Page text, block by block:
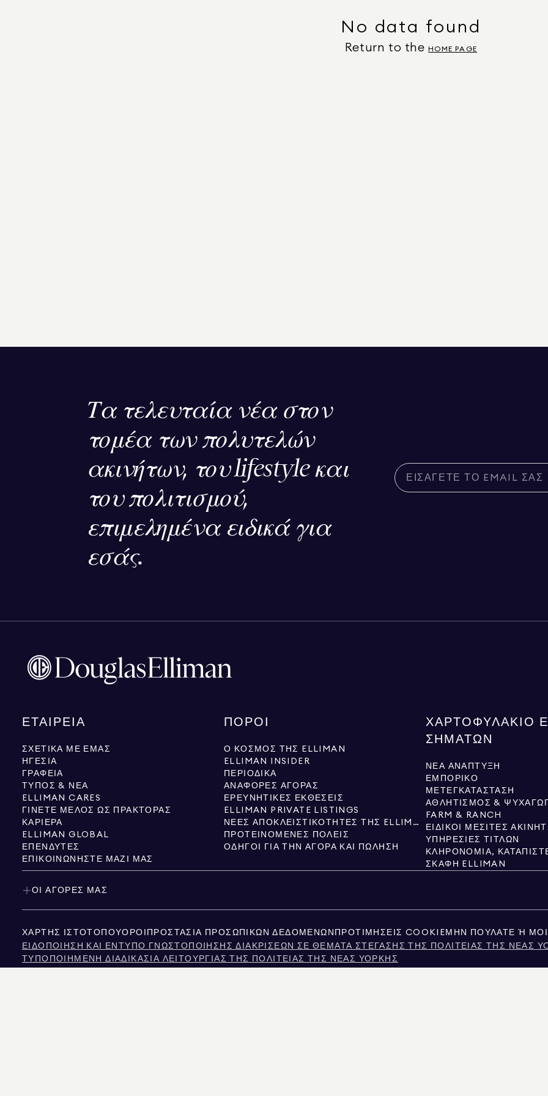
No data found
Return to the HOME PAGE
Τα τελευταία νέα στον
τομέα των πολυτελών
ακινήτων, του lifestyle και
του πολιτισμού,
επιμελημένα ειδικά για
εσάς.
ΕΤΑΙΡΕΊΑ
ΣΧΕΤΙΚΆ ΜΕ ΕΜΆΣ
ΗΓΕΣΊΑ
ΓΡΑΦΕΊΑ
ΤΎΠΟΣ & ΝΈΑ
ELLIMAN CARES
ΓΊΝΕΤΕ ΜΈΛΟΣ ΩΣ ΠΡΆΚΤΟΡΑΣ
ΚΑΡΙΈΡΑ
ELLIMAN GLOBAL
ΕΠΕΝΔΥΤΈΣ
ΕΠΙΚΟΙΝΩΝΉΣΤΕ ΜΑΖΊ ΜΑΣ
ΠΌΡΟΙ
Ο ΚΌΣΜΟΣ ΤΗΣ ELLIMAN
ELLIMAN INSIDER
ΠΕΡΙΟΔΙΚΆ
ΑΝΑΦΟΡΈΣ ΑΓΟΡΆΣ
ΕΡΕΥΝΗΤΙΚΈΣ ΕΚΘΈΣΕΙΣ
ELLIMAN PRIVATE LISTINGS
ΝΈΕΣ ΑΠΟΚΛΕΙΣΤΙΚΌΤΗΤΕΣ ΤΗΣ ELLIMAN
ΠΡΟΤΕΙΝΌΜΕΝΕΣ ΠΌΛΕΙΣ
ΟΔΗΓΟΊ ΓΙΑ ΤΗΝ ΑΓΟΡΆ ΚΑΙ ΠΏΛΗΣΗ
ΧΑΡΤΟΦΥΛΆΚΙΟ
ΣΗΜΆΤΩΝ
ΝΈΑ ΑΝΆΠΤΥΞΗ
ΕΜΠΟΡΙΚΌ
ΜΕΤΕΓΚΑΤΆΣΤΑΣΗ
ΑΘΛΗΤΙΣΜΌΣ &
FARM & RANCH
ΕΙΔΙΚΟΊ ΜΕΣΊΤΕΣ
ΥΠΗΡΕΣΊΕΣ ΤΊΤΛΩΝ
ΣΚΆΦΗ ELLIMAN
ΟΙ ΑΓΟΡΈΣ ΜΑΣ
ΧΆΡΤΗΣ ΙΣΤΌΤΟΠΟΥΌΡΟΙ ΠΡΟΣΤΑΣΊΑ ΠΡΟΣΩΠΙΚΏΝ ΔΕΔΟΜΈΝΩΝ ΠΡΟΤΙΜΉΣΕΙΣ COOKIE ΜΗΝ ΠΟΥΛΆΤΕ Ή
ΕΙΔΟΠΟΊΗΣΗ ΚΑΙ ΈΝΤΥΠΟ ΓΝΩΣΤΟΠΟΊΗΣΗΣ ΔΙΑΚΡΊΣΕΩΝ ΣΕ ΘΈΜΑΤΑ ΣΤΈΓΑΣΗΣ ΤΗΣ ΠΟΛΙΤΕΊΑΣ ΤΗΣ ΝΈΑΣ
ΤΥΠΟΠΟΙΗΜΈΝΗ ΔΙΑΔΙΚΑΣΊΑ ΛΕΙΤΟΥΡΓΊΑΣ ΤΗΣ ΠΟΛΙΤΕΊΑΣ ΤΗΣ ΝΈΑΣ ΥΌΡΚΗΣ